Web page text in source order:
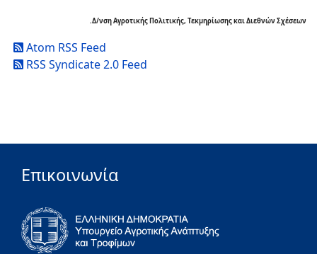
.Δ/νση Αγροτικής Πολιτικής, Τεκμηρίωσης και Διεθνών Σχέσεων
Atom RSS Feed
RSS Syndicate 2.0 Feed
Επικοινωνία